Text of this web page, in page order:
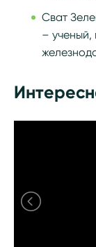
Сват
– ученый,